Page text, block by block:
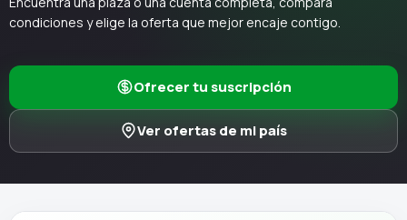
condiciones y elige la oferta que mejor encaje contigo.
Ofrecer tu suscripción
Ver ofertas de mi país